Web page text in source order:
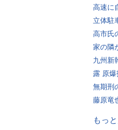
高速に
立体駐
高市氏
家の隣
九州新
露 原
無期刑
藤原竜
もっ